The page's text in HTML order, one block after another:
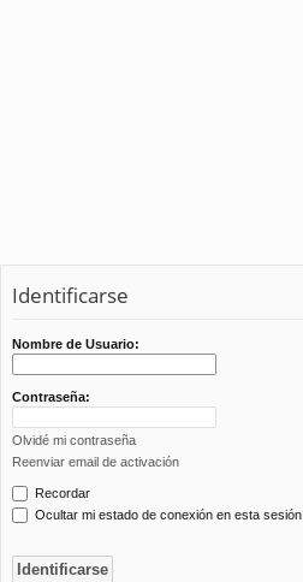
Identificarse
Nombre de Usuario:
Contraseña:
Olvidé mi contraseña
Reenviar email de activación
Recordar
Ocultar mi estado de conexión en esta sesión